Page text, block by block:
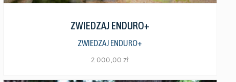
ZWIEDZAJ ENDURO+
ZWIEDZAJ ENDURO+
2 000,00 zł